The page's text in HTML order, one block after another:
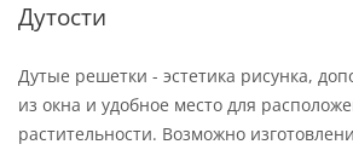
Дутости
Дутые решетки - эстетика рисунка,
из окна и удобное место для
растительности. Возможно